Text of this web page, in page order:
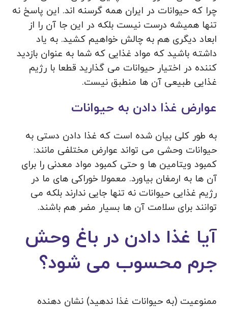
چرا که حیوانات در ایران همه گرسنه‌ اند. این پاسخ نه‌
تنها همیشه درست نیست بلکه در این جا آن را از
ابعاد دیگری هم به چالش خواهیم کشید. به یاد
داشته باشید که مواد غذایی که شما به عنوان بازدید
کننده در اختیار حیوانات می‌ گذارید قطعا با رژیم
غذایی طبیعی آن‌ ها منطبق نیست.
عوارض غذا دادن به حیوانات
به طور کلی بیان شده است که غذا دادن دستی به
حیوانات وحشی می‌ تواند عوارض مختلفی مانند:
کمبود ویتامین‌ ها و حتی کمبود مواد معدنی را برای
آن‌ ها به ارمغان بیاورد. معمولا خوراکی‌ های ما در
رژیم غذایی حیوانات نه‌ تنها جایی ندارند بلکه می‌
توانند برای سلامت آن‌ ها بسیار مضر هم باشند.
آیا غذا دادن در باغ وحش
جرم محسوب می شود؟
ممنوعیت (به حیوانات غذا ندهید) نشان دهنده